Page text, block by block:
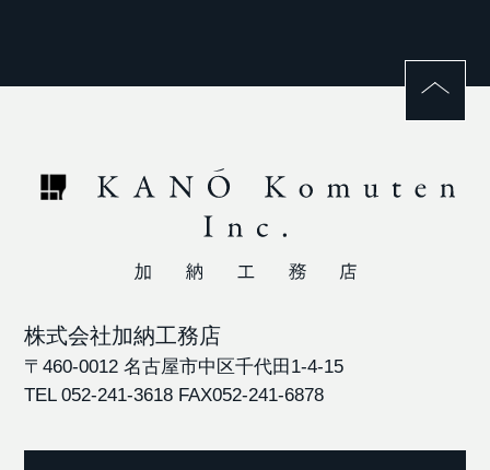
株式会社加納工務店
〒460-0012 名古屋市中区千代田1-4-15
TEL 052-241-3618 FAX052-241-6878